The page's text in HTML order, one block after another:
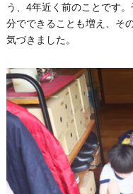
う、4年近く前のことです
分でできることも増え、そ
気づきました。